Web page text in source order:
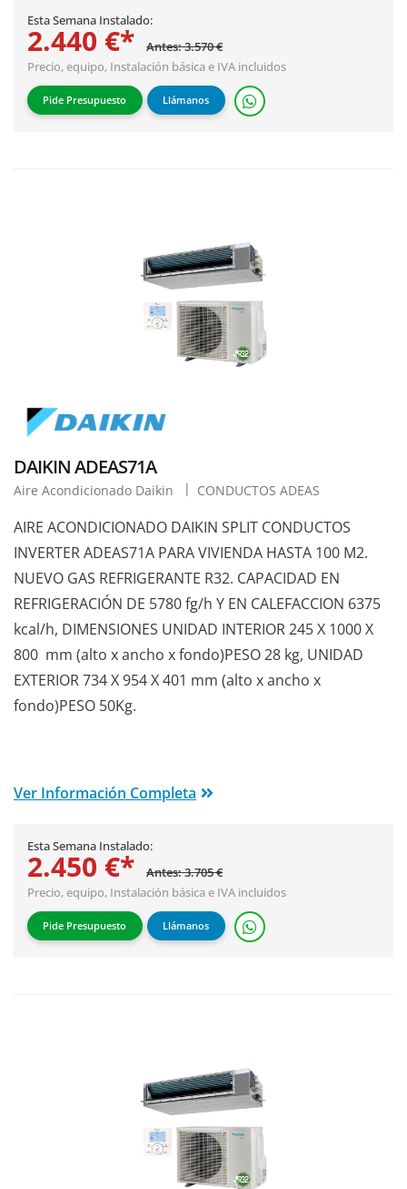
Esta Semana Instalado:
2.440 €*
Antes: 3.570 €
Precio, equipo, Instalación básicae IVA incluidos
Pide Presupuesto Llámanos
DAIKIN ADEAS71A
Aire Acondicionado Daikin CONDUCTOS ADEAS
AIRE ACONDICIONADO DAIKIN SPLIT CONDUCTOS
INVERTER ADEAS71A PARA VIVIENDA HASTA 100 M2.
NUEVO GAS REFRIGERANTE R32. CAPACIDAD EN
REFRIGERACIÓN DE 5780 fg/h Y EN CALEFACCION 6375
kcal/h, DIMENSIONES UNIDAD INTERIOR 245 X 1000 X
800 mm (alto x ancho x fondo)PESO 28 kg, UNIDAD
EXTERIOR 734 X 954 X 401 mm (alto x ancho x
fondo)PESO 50Kg.
Ver Información Completa
Esta Semana Instalado:
2.450 €*
Antes: 3.705 €
Precio, equipo, Instalación básicae IVA incluidos
Pide Presupuesto Llámanos